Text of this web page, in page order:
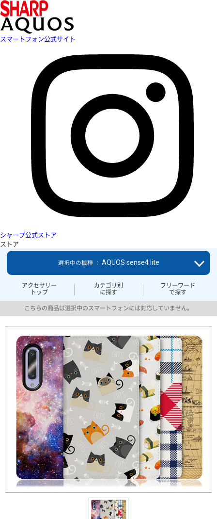
スマートフォン公式サイト
シャープ公式ストア
ストア
アクセサリー
トップ
カテゴリ別
に探す
フリーワード
で探す
選択中の機種 ： AQUOS sense4 lite
こちらの商品は選択中のスマートフォンには対応していません。